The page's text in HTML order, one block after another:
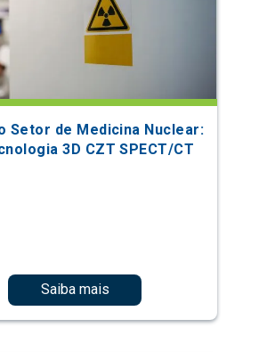
Setor de Medicina Nuclear:
3D CZT SPECT/CT
Saiba mais